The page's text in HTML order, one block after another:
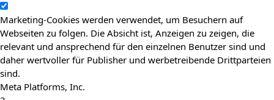
Marketing-Cookies werden verwendet, um Besuchern auf
Webseiten zu folgen. Die Absicht ist, Anzeigen zu zeigen, die
relevant und ansprechend für den einzelnen Benutzer sind und
daher wertvoller für Publisher und werbetreibende Drittparteien
sind.
Meta Platforms, Inc.